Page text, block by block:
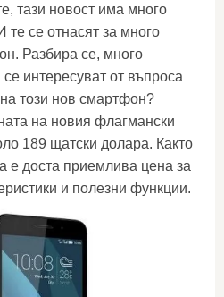
тази новост има много
се отнасят за много
Разбира се, много
интересуват от въпроса
този нов смартфон?
на новия флагмански
189 щатски долара. Както
е доста приемлива цена за
и полезни функции.